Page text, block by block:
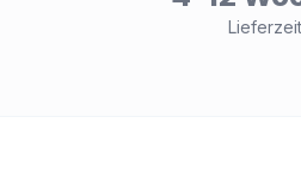
Lieferzeit